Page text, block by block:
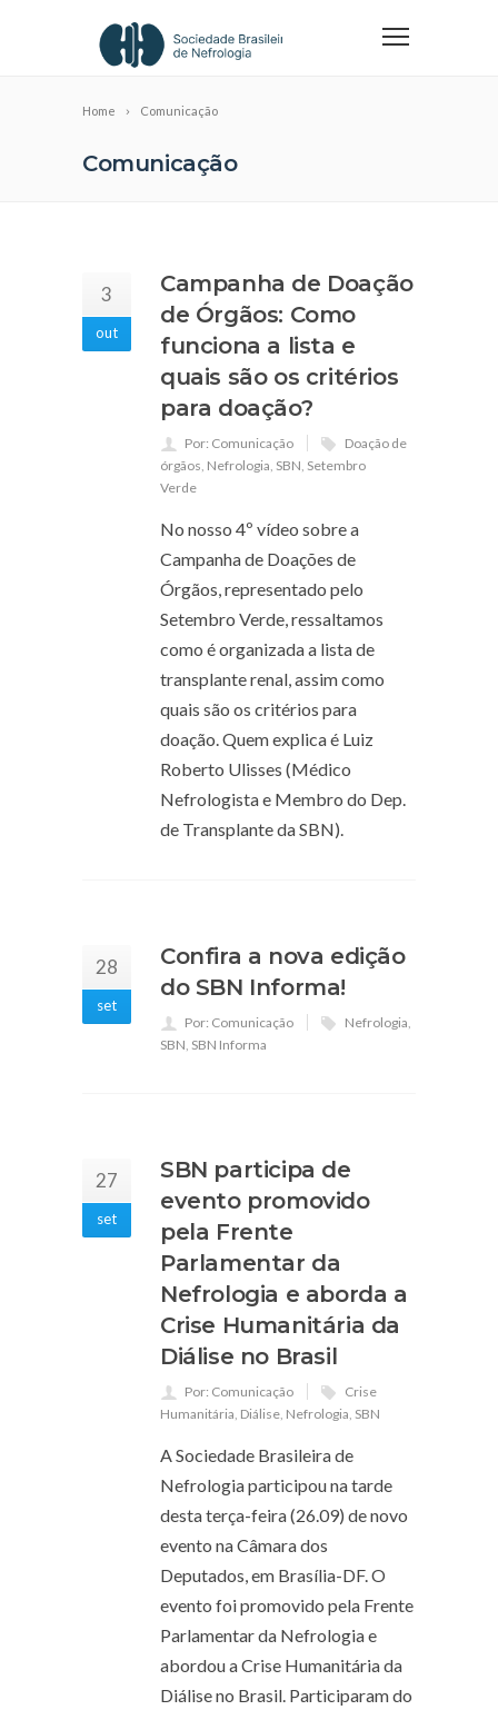
Home Comunicação
Comunicação
3
out
Campanha de Doação
de Órgãos: Como
funciona a lista e
quais são os critérios
para doação?
Por: Comunicação
Doação de
órgãos, Nefrologia, SBN, Setembro
Verde
No nosso 4º vídeo sobre a
Campanha de Doações de
Órgãos, representado pelo
Setembro Verde, ressaltamos
como é organizada a lista de
transplante renal, assim como
quais são os critérios para
doação. Quem explica é Luiz
Roberto Ulisses (Médico
Nefrologista e Membro do Dep.
de Transplante da SBN).
28
set
Confira a nova edição
do SBN Informa!
Por: Comunicação Nefrologia,
SBN, SBN Informa
27
set
SBN participa de
evento promovido
pela Frente
Parlamentar da
Nefrologia e aborda a
Crise Humanitária da
Diálise no Brasil
Por: Comunicação
Crise
Humanitária, Diálise, Nefrologia, SBN
A Sociedade Brasileira de
Nefrologia participou na tarde
desta terça-feira (26.09) de novo
evento na Câmara dos
Deputados, em Brasília-DF. O
evento foi promovido pela Frente
Parlamentar da Nefrologia e
abordou a Crise Humanitária da
Diálise no Brasil. Participaram do